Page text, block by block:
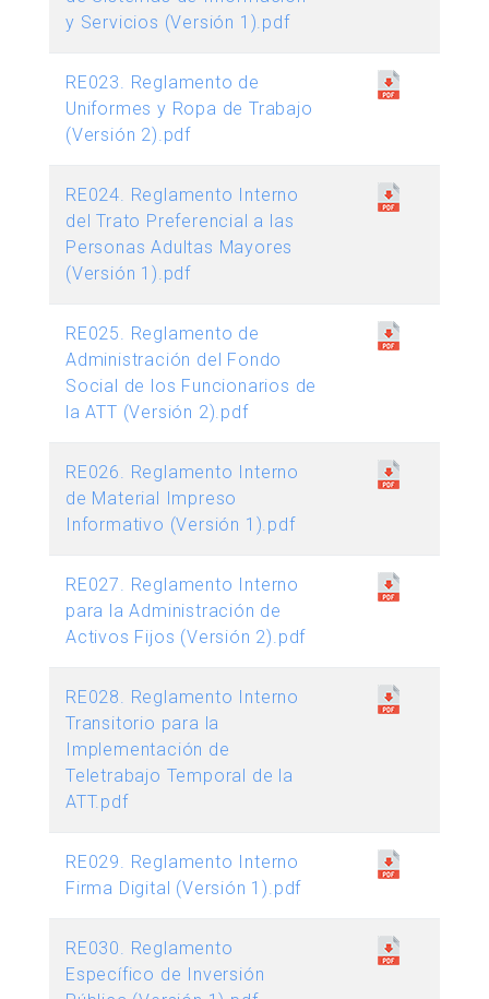
y Servicios (Versión 1).pdf
RE023. Reglamento de
Uniformes y Ropa de Trabajo
(Versión 2).pdf
RE024. Reglamento Interno
del Trato Preferencial a las
Personas Adultas Mayores
(Versión 1).pdf
RE025. Reglamento de
Administración del Fondo
Social de los Funcionarios de
la ATT (Versión 2).pdf
RE026. Reglamento Interno
de Material Impreso
Informativo (Versión 1).pdf
RE027. Reglamento Interno
para la Administración de
Activos Fijos (Versión 2).pdf
RE028. Reglamento Interno
Transitorio para la
Implementación de
Teletrabajo Temporal de la
ATT.pdf
RE029. Reglamento Interno
Firma Digital (Versión 1).pdf
RE030. Reglamento
Específico de Inversión